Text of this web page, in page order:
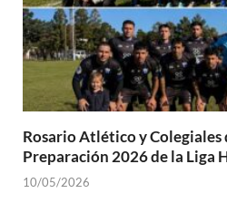
Rosario Atlético y
Preparación 2026 de la Liga
10/05/2026